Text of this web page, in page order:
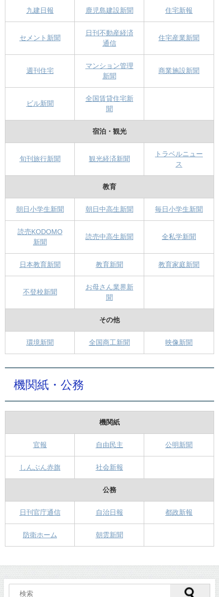
九建日報 鹿児島建設新聞 住宅新報
セメント新聞
日刊不動産経済
通信
住宅産業新聞
週刊住宅
マンション管理
新聞
商業施設新聞
ビル新聞
全国賃貸住宅新
聞
宿泊・観光
旬刊旅行新聞 観光経済新聞
トラベルニュー
ス
教育
朝日小学生新聞 朝日中高生新聞 毎日小学生新聞
読売KODOMO
新聞
読売中高生新聞 全私学新聞
日本教育新聞 教育新聞 教育家庭新聞
不登校新聞
お母さん業界新
聞
その他
環境新聞 全国商工新聞 映像新聞
機関紙・公務
機関紙
官報 自由民主 公明新聞
しんぶん赤旗 社会新報
公務
日刊官庁通信 自治日報 都政新報
防衛ホーム 朝雲新聞